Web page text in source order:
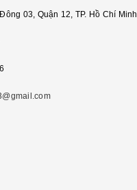
03, Quận 12, TP. Hồ Chí Minh